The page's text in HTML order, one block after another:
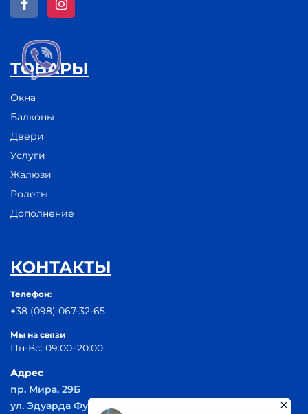
ТОВАРЫ
Окна
Балконы
Двери
Услуги
Жалюзи
Ролеты
Дополнение
КОНТАКТЫ
Телефон:
+38 (098) 067-32-65
Мы на связи
Пн-Вс: 09:00–20:00
Адрес
пр. Мира, 29Б
ул. Эдуарда Фукса 55